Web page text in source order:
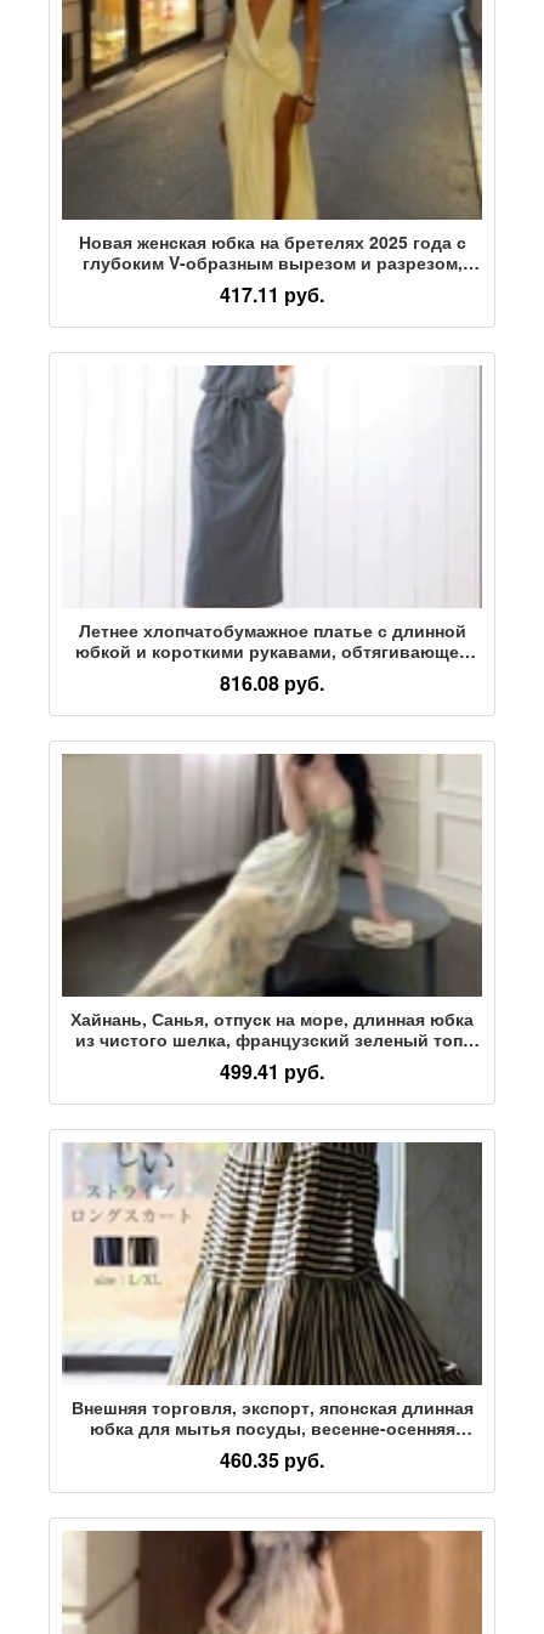
Новая женская юбка на бретелях 2025 года с
глубоким V-образным вырезом и разрезом,
модная цельная длинная юбка на бретелях с
перекрестной каймой, сексуальная Европа и
Соединенные Штаты
417.11 руб.
Летнее хлопчатобумажное платье с длинной
юбкой и короткими рукавами, обтягивающее
талию, литературный темперамент, узкая юбка,
спортивное платье с короткими рукавами
816.08 руб.
Хайнань, Санья, отпуск на море, длинная юбка
из чистого шелка, французский зеленый топ-
тюбик с принтом, платье на подтяжках, женщина
моет пол
499.41 руб.
Внешняя торговля, экспорт, японская длинная
юбка для мытья посуды, весенне-осенняя
свободная юбка в полоску большого размера,
плиссированная юбка-трапеция с широкими
размахами
460.35 руб.